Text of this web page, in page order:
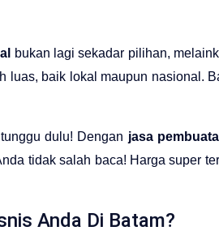
bukan lagi sekadar pilihan,
luas, baik lokal maupun nasional.
dulu! Dengan jasa
tidak salah baca! Harga super
Anda Di Batam?